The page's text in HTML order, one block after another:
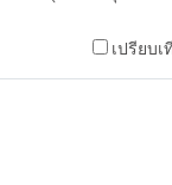
เปรียบเ